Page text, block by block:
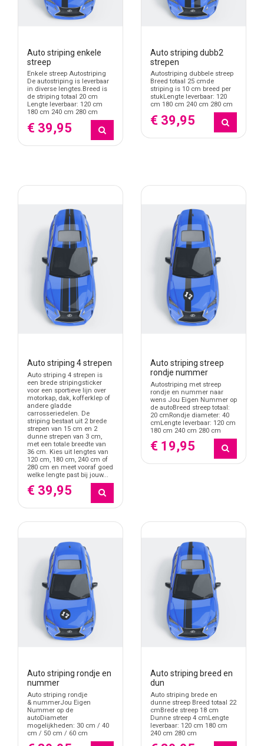
Auto striping enkele
streep
Enkele streep Autostriping
De autostriping is leverbaar
in diverse lengtes.Breed is
de striping totaal 20 cm
Lengte leverbaar: 120 cm
180 cm 240 cm 280 cm
€ 39,95
Auto striping dubb2
strepen
Autostriping dubbele streep
Breed totaal 25 cmde
striping is 10 cm breed per
stukLengte leverbaar: 120
cm 180 cm 240 cm 280 cm
€ 39,95
Auto striping 4 strepen
Auto striping 4 strepen is
een brede stripingsticker
voor een sportieve lijn over
motorkap, dak, kofferklep of
andere gladde
carrosseriedelen. De
striping bestaat uit 2 brede
strepen van 15 cm en 2
dunne strepen van 3 cm,
met een totale breedte van
36 cm. Kies uit lengtes van
120 cm, 180 cm, 240 cm of
280 cm en meet vooraf goed
welke lengte past bij jouw...
€ 39,95
Auto striping streep
rondje nummer
Autostriping met streep
rondje en nummer naar
wens Jou Eigen Nummer op
de autoBreed streep totaal:
20 cmRondje diameter: 40
cmLengte leverbaar: 120 cm
180 cm 240 cm 280 cm
€ 19,95
Auto striping rondje en
nummer
Auto striping rondje
& nummerJou Eigen
Nummer op de
autoDiameter
mogelijkheden: 30 cm / 40
cm / 50 cm / 60 cm
Auto striping breed en
dun
Auto striping brede en
dunne streep Breed totaal 22
cmBrede streep 18 cm
Dunne streep 4 cmLengte
leverbaar: 120 cm 180 cm
240 cm 280 cm